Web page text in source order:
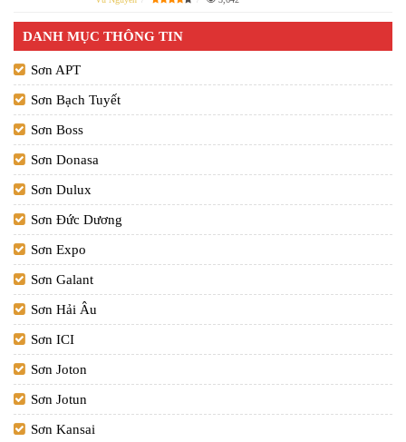
DANH MỤC THÔNG TIN
Sơn APT
Sơn Bạch Tuyết
Sơn Boss
Sơn Donasa
Sơn Dulux
Sơn Đức Dương
Sơn Expo
Sơn Galant
Sơn Hải Âu
Sơn ICI
Sơn Joton
Sơn Jotun
Sơn Kansai